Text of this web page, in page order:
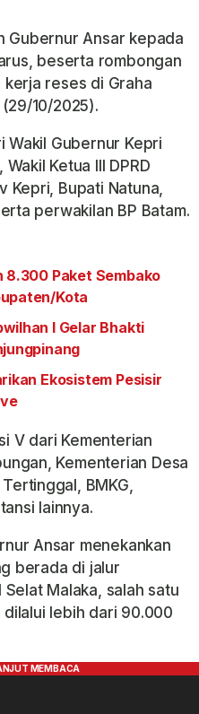
Gubernur Ansar kepada
beserta rombongan
kerja reses di Graha
10/2025).
Wakil Gubernur Kepri
Ketua III DPRD
Kepri, Bupati Natuna,
perwakilan BP Batam.
8.300 Paket Sembako
Kota
I Gelar Bhakti
Ekosistem Pesisir
V dari Kementerian
Kementerian Desa
BMKG,
lainnya.
Ansar menekankan
berada di jalur
Malaka, salah satu
lebih dari 90.000